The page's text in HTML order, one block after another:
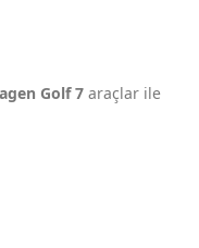
Golf 7 araçlar ile